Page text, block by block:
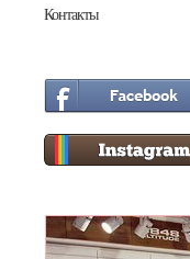
Контакты